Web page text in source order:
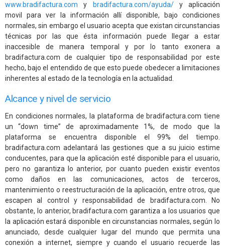
www.bradifactura.com y bradifactura.com/ayuda/y aplicación
movil para ver la información allí disponible, bajo condiciones
normales, sin embargo el usuario acepta que existan circunstancias
técnicas por las que ésta información puede llegar a estar
inaccesible de manera temporal y por lo tanto exonera a
bradifactura.com de cualquier tipo de responsabilidad por este
hecho, bajo el entendido de que esto puede obedecer a limitaciones
inherentes al estado de la tecnología en la actualidad.
Alcance y nivel de servicio
En condiciones normales, la plataforma de bradifactura.com tiene
un “down time” de aproximadamente 1%, de modo que la
plataforma se encuentra disponible el 99% del tiempo.
bradifactura.com adelantará las gestiones que a su juicio estime
conducentes, para que la aplicación esté disponible para el usuario,
pero no garantiza lo anterior, por cuanto pueden existir eventos
como daños en las comunicaciones, actos de terceros,
mantenimiento o reestructuración de la aplicación, entre otros, que
escapen al control y responsabilidad de bradifactura.com. No
obstante, lo anterior, bradifactura.com garantiza a los usuarios que
la aplicación estará disponible en circunstancias normales, según lo
anunciado, desde cualquier lugar del mundo que permita una
conexión a internet, siempre y cuando el usuario recuerde las